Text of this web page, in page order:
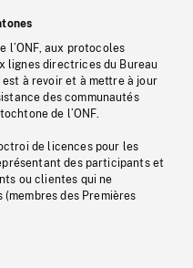
l’ONF, aux protocoles
lignes directrices du Bureau
est à revoir et à mettre à jour
des communautés
de l’ONF.
de licences pour les
des participants et
ou clientes qui ne
des Premières